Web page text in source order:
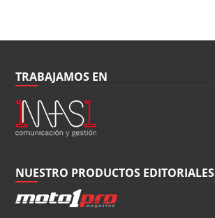
TRABAJAMOS EN
NUESTRO PRODUCTOS EDITORIALES